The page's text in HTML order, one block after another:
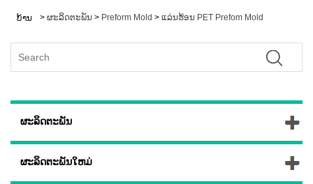
ບ້ານ > ຜະລິດຕະພັນ > Preform Mold > ແລ່ນຮ້ອນ PET Prefom Mold
ຜະລິດຕະພັນ
ຜະລິດຕະພັນໃຫມ່